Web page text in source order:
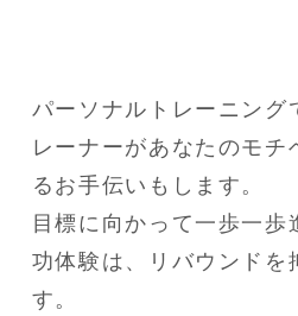
パーソナルトレーニング
レーナーがあなたのモチ
るお手伝いもします。
目標に向かって一歩一歩
功体験は、リバウンドを
す。